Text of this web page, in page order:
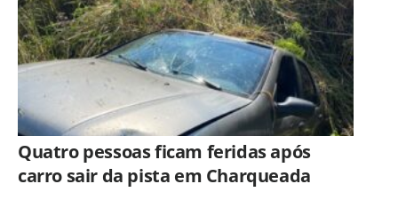
Quatro pessoas ficam feridas após
carro sair da pista em Charqueada